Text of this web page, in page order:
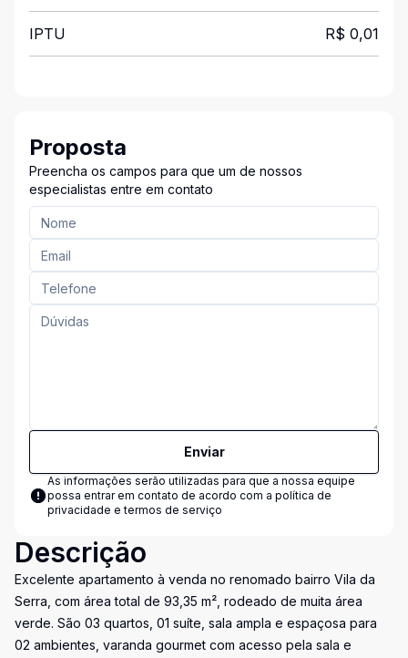
IPTU R$ 0,01
Proposta
Preencha os campos para que um de nossos
especialistas entre em contato
Enviar
As informações serão utilizadas para que a nossa equipe
possa entrar em contato de acordo com a política de
privacidade e termos de serviço
Descrição
Excelente apartamento à venda no renomado bairro Vila da
Serra, com área total de 93,35 m², rodeado de muita área
verde. São 03 quartos, 01 suíte, sala ampla e espaçosa para
02 ambientes, varanda gourmet com acesso pela sala e